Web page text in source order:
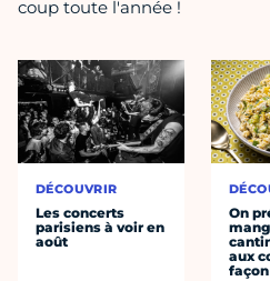
coup toute l'année !
DÉCOUVRIR
Les concerts
parisiens à voir en
août
On
aux